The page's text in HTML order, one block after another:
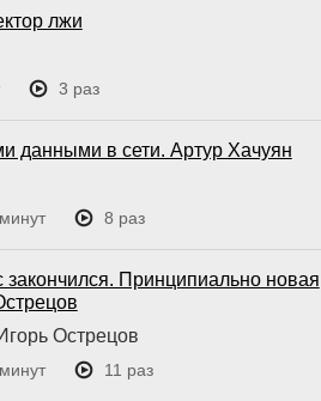
лжи
3 раз
данными в сети. Артур Хачуян
8 раз
Принципиально новая
Острецов
11 раз